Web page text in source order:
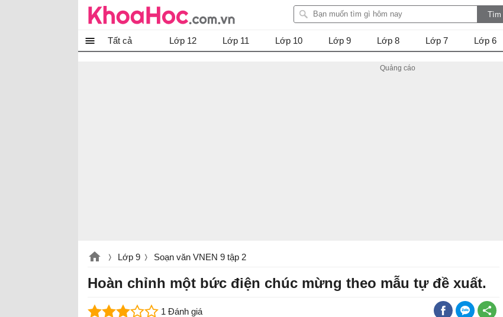
Tất cả Lớp 12 Lớp 11 Lớp 10 Lớp 9 Lớp 8 Lớp 7 Lớp 6
Lớp 9 Soạn văn VNEN 9 tập 2
Hoàn chỉnh một bức điện chúc mừng theo mẫu tự đề xuất.
1 Đánh giá